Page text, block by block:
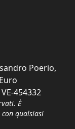
Poerio,
454332
È
qualsiasi